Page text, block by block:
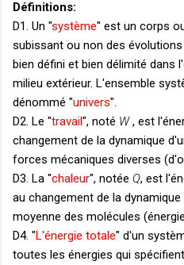
Définitions:
D1. Un "système" est un corps
subissant ou non des
bien défini et bien délimité dans
milieu extérieur. L'ensemble
dénommé "univers".
D2. Le "travail", noté W, est
changement de la dynamique
forces mécaniques diverses
D3. La "chaleur", notée Q, est
au changement de la
moyenne des molécules
D4. "L'énergie totale" d'un
toutes les énergies qui